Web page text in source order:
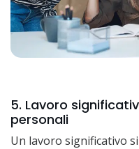
5. Lavoro
personali
Un lavoro significativo